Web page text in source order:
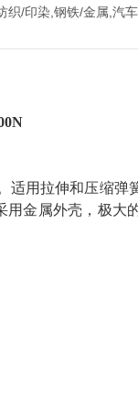
织/印染,钢铁/金属,汽
适用拉伸和压缩弹
金属外壳，极大